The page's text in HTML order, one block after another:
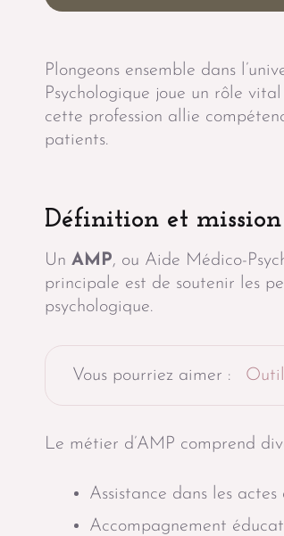
Plongeons ensemble dans
Psychologique joue un rôle
cette profession allie
patients.
Définition et
Un AMP, ou Aide Médico-
principale est de soutenir les
psychologique.
Vous pourriez aimer :
Le métier d’AMP comprend
Assistance dans les
Accompagnement